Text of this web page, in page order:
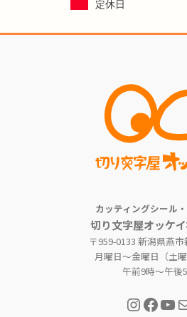
定休日
カッティングシール
切り文字屋オッケ
〒959-0133 新潟県燕
月曜日～金曜日（土曜
午前9時～午後